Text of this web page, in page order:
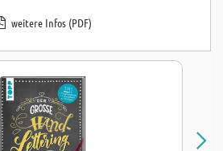
weitere Infos (PDF)